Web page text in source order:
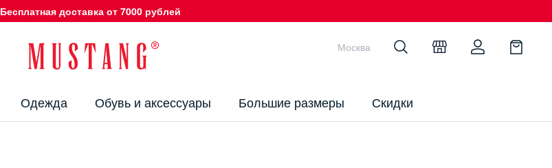
Бесплатная доставка от 7000 рублей
Одежда Обувь и аксессуары Большие размеры Скидки
Москва